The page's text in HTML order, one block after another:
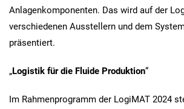
Anlagenkomponenten. Das wird auf der
verschiedenen Ausstellern und dem
präsentiert.
„Logistik für die Fluide Produktion“
Im Rahmenprogramm der LogiMAT 2024